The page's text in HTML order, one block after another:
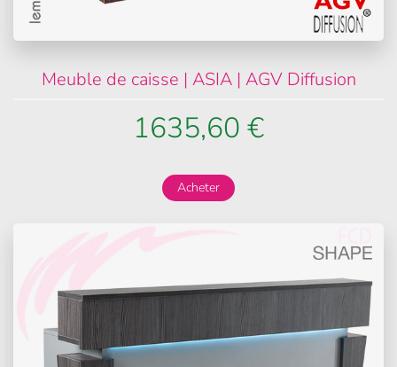
Meuble de caisse | ASIA | AGV Diffusion
1635,60 €
Acheter